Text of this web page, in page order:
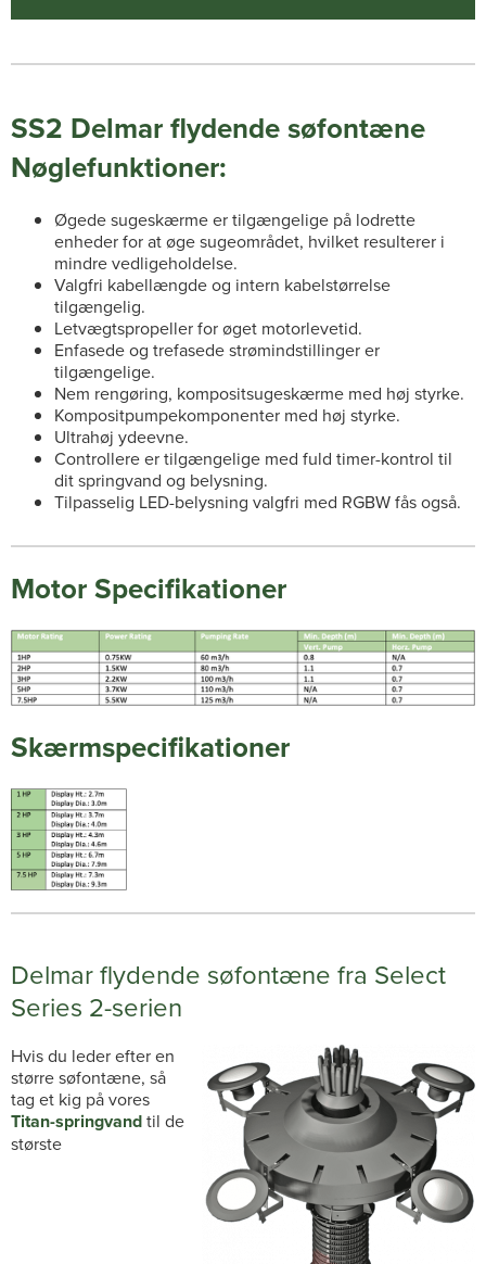
SS2 Delmar flydende søfontæne
Nøglefunktioner:
Øgede sugeskærme er tilgængelige på lodrette
enheder for at øge sugeområdet, hvilket resulterer i
mindre vedligeholdelse.
Valgfri kabellængde og intern kabelstørrelse
tilgængelig.
Letvægtspropeller for øget motorlevetid.
Enfasede og trefasede strømindstillinger er
tilgængelige.
Nem rengøring, kompositsugeskærme med høj styrke.
Kompositpumpekomponenter med høj styrke.
Ultrahøj ydeevne.
Controllere er tilgængelige med fuld timer-kontrol til
dit springvand og belysning.
Tilpasselig LED-belysning valgfri med RGBW fås også.
Motor Specifikationer
Skærmspecifikationer
Delmar flydende søfontæne fra Select
Series 2-serien
Hvis du leder efter en
større søfontæne, så
tag et kig på vores
Titan-springvandtil de
største